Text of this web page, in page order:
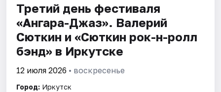
Артисты
Рейтинги
Третий день фестиваля
«Ангара-Джаз». Валерий
Сюткин и «Сюткин рок-н-ролл
бэнд» в Иркутске
12 июля 2026 • воскресенье
Город: Иркутск